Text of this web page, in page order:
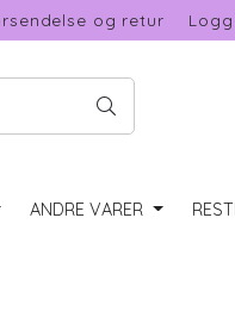
og retur
ANDRE VARER